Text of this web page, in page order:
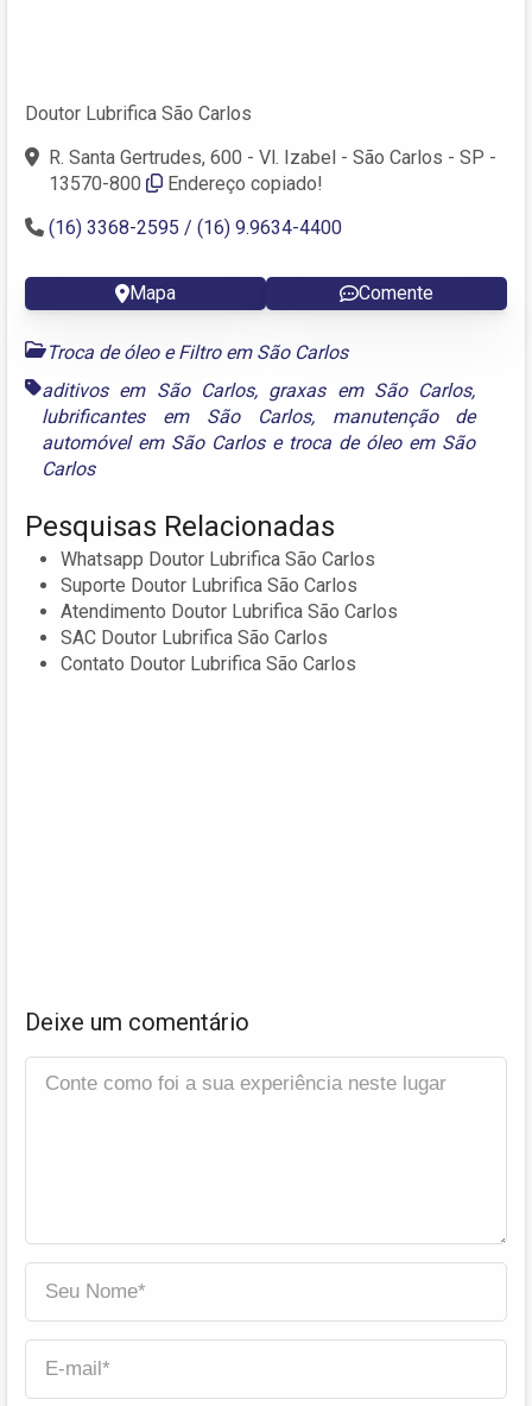
Doutor Lubrifica São Carlos
R. Santa Gertrudes, 600 - Vl. Izabel - São Carlos - SP -
13570-800
Endereço copiado!
(16) 3368-2595 / (16) 9.9634-4400
Mapa Comente
Troca de óleo e Filtro em São Carlos
aditivos em São Carlos, graxas em São Carlos,
lubrificantes em São Carlos, manutenção de
automóvel em São Carlose troca de óleo em São
Carlos
Pesquisas Relacionadas
Whatsapp Doutor Lubrifica São Carlos
Suporte Doutor Lubrifica São Carlos
Atendimento Doutor Lubrifica São Carlos
SAC Doutor Lubrifica São Carlos
Contato Doutor Lubrifica São Carlos
Deixe um comentário